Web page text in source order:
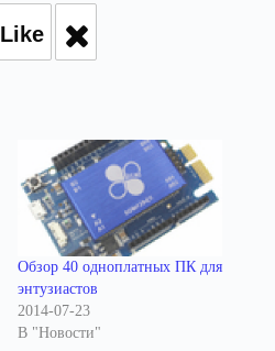
Like
Обзор 40 одноплатных ПК для
энтузиастов
2014-07-23
В "Новости"